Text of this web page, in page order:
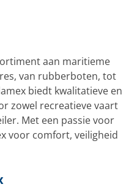
aan maritieme
van rubberboten, tot
biedt kwalitatieve en
zowel recreatieve vaart
Met een passie voor
voor comfort, veiligheid